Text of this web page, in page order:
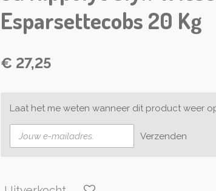
Esparsettecobs 20 Kg
€ 27,25
Laat het me weten wanneer dit product weer
Verzenden